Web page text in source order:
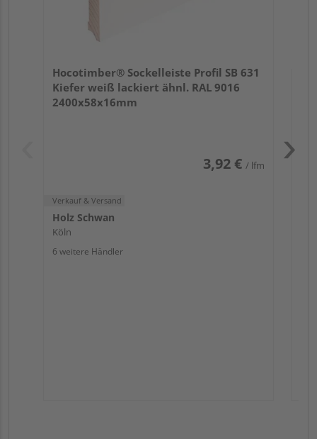
Hocotimber® Sockelleiste Profil SB 631
Kiefer weiß lackiert ähnl. RAL 9016
2400x58x16mm
3,92 € / lfm
Verkauf & Versand
Holz Schwan
Köln
6 weitere Händler